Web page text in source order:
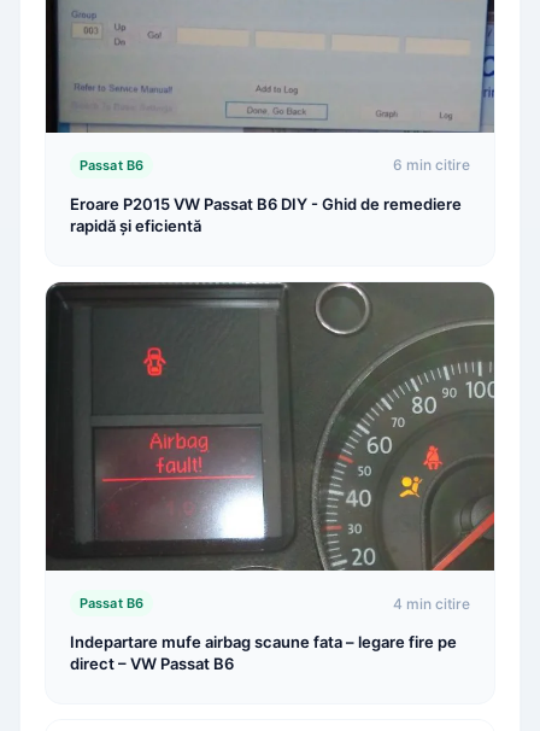
Passat B6 6 min citire
Eroare P2015 VW Passat B6 DIY - Ghid de remediere
rapidă și eficientă
Passat B6 4 min citire
Indepartare mufe airbag scaune fata – legare fire pe
direct – VW Passat B6